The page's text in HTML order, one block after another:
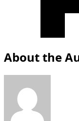
About the